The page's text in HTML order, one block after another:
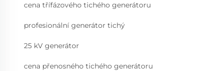
cena třífázového tichého generátoru
profesionální generátor tichý
25 kV generátor
cena přenosného tichého generátoru